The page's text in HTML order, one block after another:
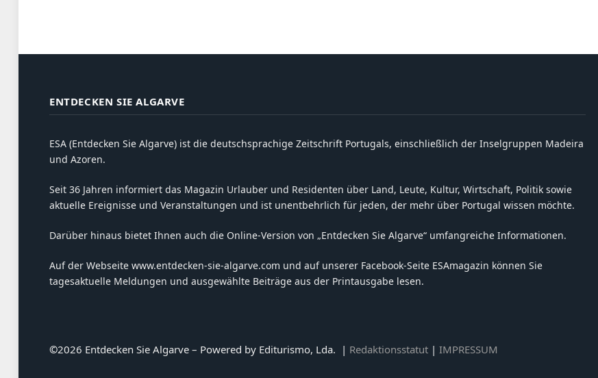
ENTDECKEN SIE ALGARVE
ESA (Entdecken Sie Algarve) ist die deutschsprachige Zeitschrift Portugals, einschließlich der Inselgruppen Madeira
und Azoren.
Seit 36 Jahren informiert das Magazin Urlauber und Residenten über Land, Leute, Kultur, Wirtschaft, Politik sowie
aktuelle Ereignisse und Veranstaltungen und ist unentbehrlich für jeden, der mehr über Portugal wissen möchte.
Darüber hinaus bietet Ihnen auch die Online-Version von „Entdecken Sie Algarve“ umfangreiche Informationen.
Auf der Webseite www.entdecken-sie-algarve.com und auf unserer Facebook-Seite ESAmagazin können Sie
tagesaktuelle Meldungen und ausgewählte Beiträge aus der Printausgabe lesen.
©2026 Entdecken Sie Algarve – Powered by Editurismo, Lda. | Redaktionsstatut | IMPRESSUM